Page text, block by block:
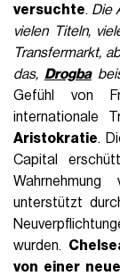
versuchte. Die
vielen Titeln,
Transfermarkt,
das, Drogba
Gefühl von
internationale
Aristokratie.
Capital
unterstützt
wurden.
von einer